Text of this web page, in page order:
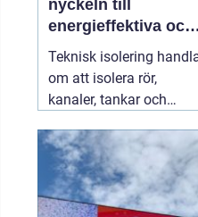
nyckeln till
energieffektiva och
säkra installationer
Teknisk isolering
om att isolera rör,
kanaler, tankar och
byggnader och
industrier. Syftet är att
spara energi, skapa
jämnare inomhusklimat